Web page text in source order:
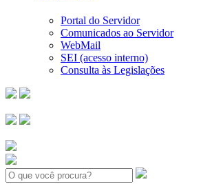
Portal do Servidor
Comunicados ao Servidor
WebMail
SEI (acesso interno)
Consulta às Legislações
Search: